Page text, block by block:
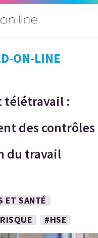
ON-LINE
télétravail :
des contrôles
du travail
ET SANTÉ
#HSE